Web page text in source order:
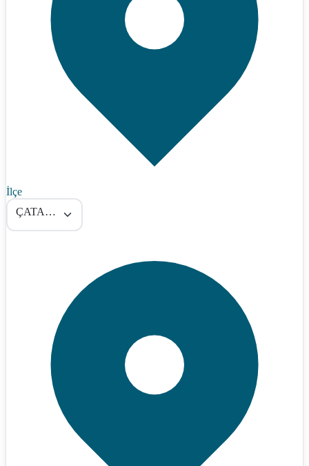
İlçe
ÇATALZEYTİN